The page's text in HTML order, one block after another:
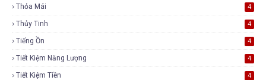
Thỏa Mái 4
Thủy Tinh 4
Tiếng Ồn 4
Tiết Kiệm Năng Lượng 4
Tiết Kiệm Tiền 4